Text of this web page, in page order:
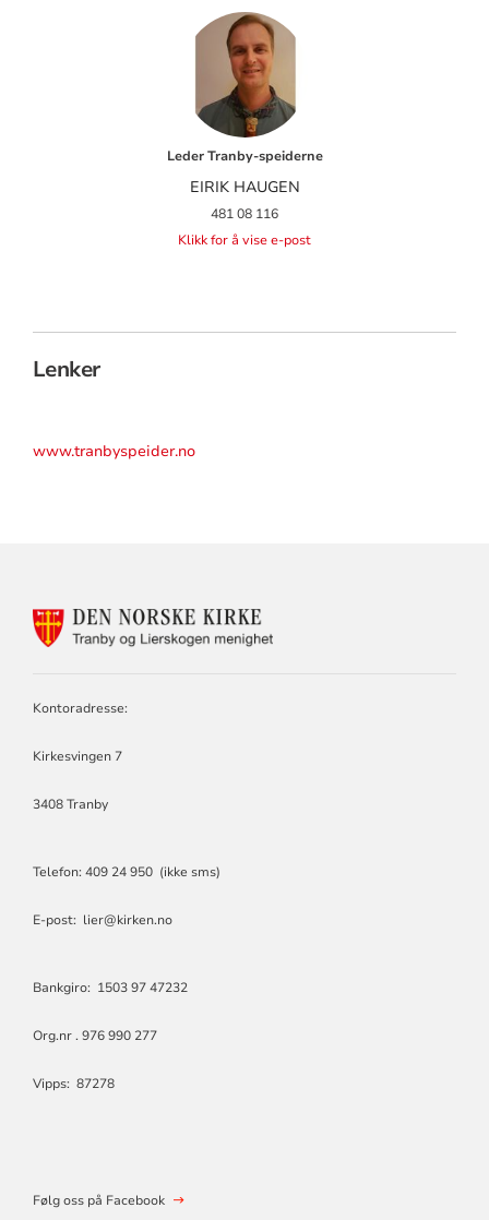
Leder Tranby-speiderne
EIRIK HAUGEN
481 08 116
Klikk for å vise e-post
Lenker
www.tranbyspeider.no
FOR
Kontoradresse:
Kirkesvingen 7
3408 Tranby
Telefon: 409 24 950 (ikke sms)
E-post: lier@kirken.no
Bankgiro: 1503 97 47232
Org.nr . 976 990 277
Vipps: 87278
Følg oss på Facebook